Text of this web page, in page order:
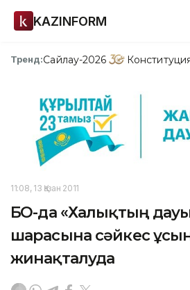
KAZINFORM
Тренд:Сайлау-2026
11:08, 13 Қазан 2011
БҚО-да «Халықтың
шарасына сәйкес
жинақталуда